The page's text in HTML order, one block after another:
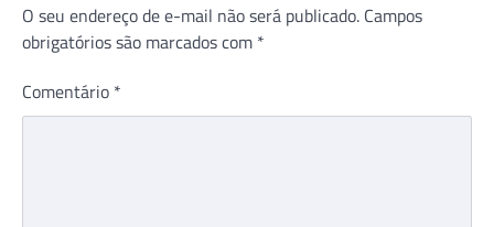
O seu endereço de e-mail não será publicado. Campos
obrigatórios são marcados com *
Comentário *